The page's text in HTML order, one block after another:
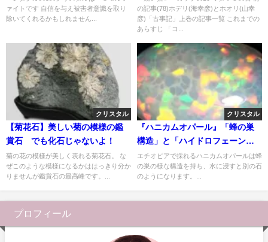
ァイトです 自信を与え被害者意識を取り
除いてくれるかもしれません...
の記事(78)ホデリ(海幸彦)とホオリ(山幸
彦)「古事記」上巻の記事一覧 これまでの
あらすじ 「コ...
クリスタル
【菊花石】美しい菊の模様の鑑
賞石 でも化石じゃないよ！
菊の花の模様が美しく表れる菊花石。 な
ぜこのような模様になるかははっきり分か
りませんが鑑賞石の最高峰です。...
クリスタル
『ハニカムオパール』「蜂の巣
構造」と「ハイドロフェーン」
のレアストーン
エチオピアで採れるハニカムオパールは蜂
の巣の様な構造を持ち、水に浸すと別の石
のようになります。...
プロフィール